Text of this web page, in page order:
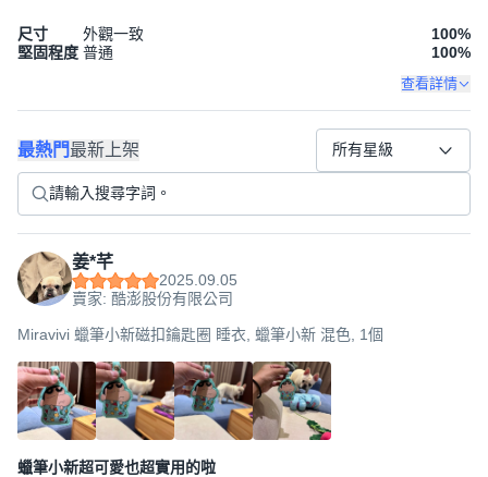
尺寸 外觀一致 100%
堅固程度 普通 100%
查看詳情
最熱門最新上架 所有星級
姜*芊
2025.09.05
賣家: 酷澎股份有限公司
Miravivi 蠟筆小新磁扣鑰匙圈 睡衣, 蠟筆小新 混色, 1個
蠟筆小新超可愛也超實用的啦